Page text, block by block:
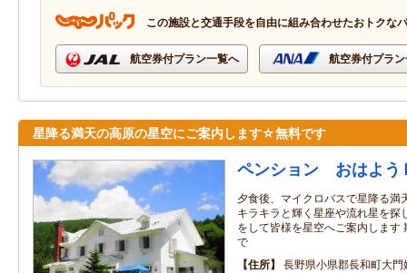
この施設と交通手段を自由に組み合わせたおトクな
航空券付プラン一覧へ 航空券付プラ
星降る満天の高原の星空にご案内します☆無料です
ペンション おはよう
夕食後、マイクロバスで星降る
キラキラと輝く星座や流れ星を探
をして皆様を星空へご案内しま
で
住所
長野県小県郡長和町大